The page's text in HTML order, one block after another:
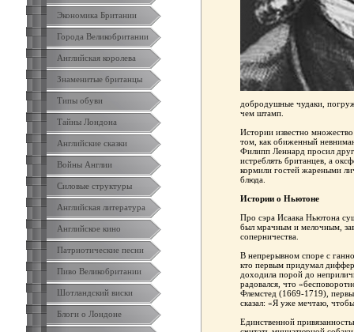
Экономика Британии
Города Великобритании
Английская королева
Знаменитые британцы
Типы обуви
Тайны Лондона
Английские сказки
Войны Англии
Силовые структуры
Английская литература
Английское кино
Патриотические песни
Пиво Великобритании
Шотландский виски
Блоги о Лондоне
добродушные чудаки,
чем штамп.
Истории известно
том, как обиженный
Филипп Леннард просил
истреблять британцев, а
кормили гостей жареными
блюда.
Истории о Ньютоне
Про сэра Исаака Ньютона
был мрачным и мелочным,
соперничества.
В непрерывном споре с
кто первым придумал
доходила порой до
радовался, что
Флемстед (1669-1719),
сказал: «Я уже мечтаю,
Единственной